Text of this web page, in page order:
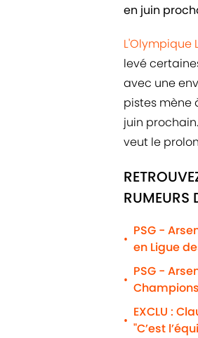
en juin
L'Olympique
levé
avec une
pistes mène
juin
veut le
RUMEURS
•
PSG -
en Ligue
•
PSG -
Champions
•
EXCLU :
"C’est